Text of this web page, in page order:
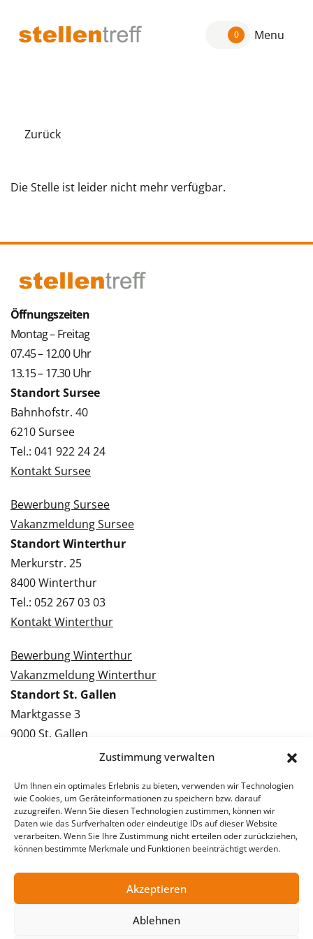
Zustimmung verwalten
Um Ihnen ein optimales Erlebnis zu bieten, verwenden wir Technologien
wie Cookies, um Geräteinformationen zu speichern bzw. darauf
zuzugreifen. Wenn Sie diesen Technologien zustimmen, können wir
Daten wie das Surfverhalten oder eindeutige IDs auf dieser Website
verarbeiten. Wenn Sie Ihre Zustimmung nicht erteilen oder zurückziehen,
können bestimmte Merkmale und Funktionen beeinträchtigt werden.
Akzeptieren
Ablehnen
0 Menu
Zurück
Die Stelle ist leider nicht mehr verfügbar.
Öffnungszeiten
Montag – Freitag
07.45 – 12.00 Uhr
13.15 – 17.30 Uhr
Standort Sursee
Bahnhofstr. 40
6210 Sursee
Tel.: 041 922 24 24
Kontakt Sursee
Bewerbung Sursee
Vakanzmeldung Sursee
Standort Winterthur
Merkurstr. 25
8400 Winterthur
Tel.: 052 267 03 03
Kontakt Winterthur
Bewerbung Winterthur
Vakanzmeldung Winterthur
Standort St. Gallen
Marktgasse 3
9000 St. Gallen
Tel.: 071 228 09 09
Bewerbung St. Gallen
Vakanzmeldung St. Gallen
© 2026 Stellentreff AG